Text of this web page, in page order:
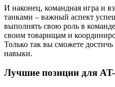
И наконец, командная игра и
танками – важный аспект
выполнять свою роль в
своим товарищам и
Только так вы сможете
навыки.
Лучшие позиции для